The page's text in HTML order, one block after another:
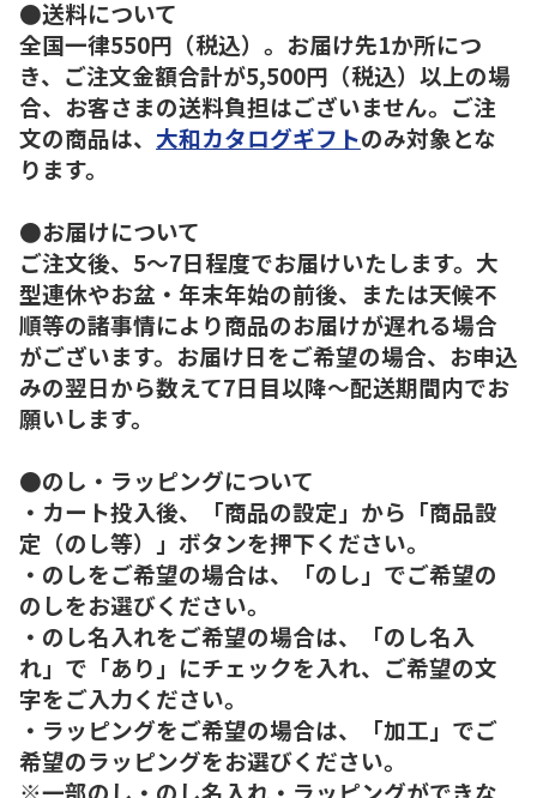
●送料について
全国一律550円（税込）。お届け先1か所につ
き、ご注文金額合計が5,500円（税込）以上の場
合、お客さまの送料負担はございません。ご注
文の商品は、 大和カタログギフトのみ対象とな
ります。
●お届けについて
ご注文後、5～7日程度でお届けいたします。大
型連休やお盆・年末年始の前後、または天候不
順等の諸事情により商品のお届けが遅れる場合
がございます。お届け日をご希望の場合、お申込
みの翌日から数えて7日目以降～配送期間内でお
願いします。
●のし・ラッピングについて
・カート投入後、「商品の設定」から「商品設
定（のし等）」ボタンを押下ください。
・のしをご希望の場合は、「のし」でご希望の
のしをお選びください。
・のし名入れをご希望の場合は、「のし名入
れ」で「あり」にチェックを入れ、ご希望の文
字をご入力ください。
・ラッピングをご希望の場合は、「加工」でご
希望のラッピングをお選びください。
※一部のし・のし名入れ・ラッピングができな